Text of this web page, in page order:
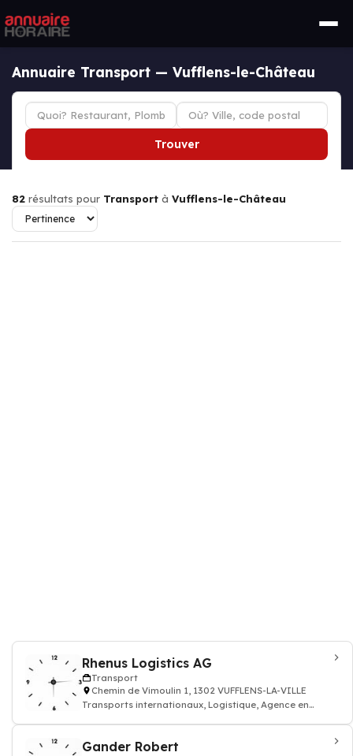
Annuaire Transport — Vufflens-le-Château
Trouver
82 résultats pour Transport à Vufflens-le-Château
Rhenus Logistics AG
Transport
Chemin de Vimoulin 1, 1302 VUFFLENS-LA-VILLE
Transports internationaux, Logistique, Agence en
Gander Robert